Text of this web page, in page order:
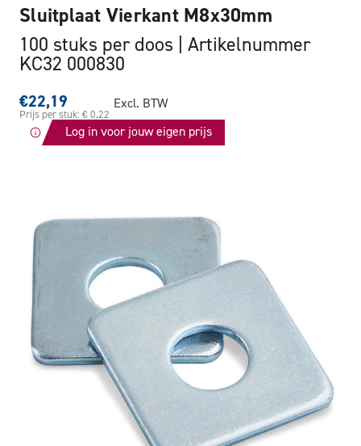
Sluitplaat Vierkant M8x30mm
100 stuks per doos
Artikelnummer
KC32 000830
€22,19
Prijs per stuk: € 0,22
Excl. BTW
Log in voor jouw eigen prijs